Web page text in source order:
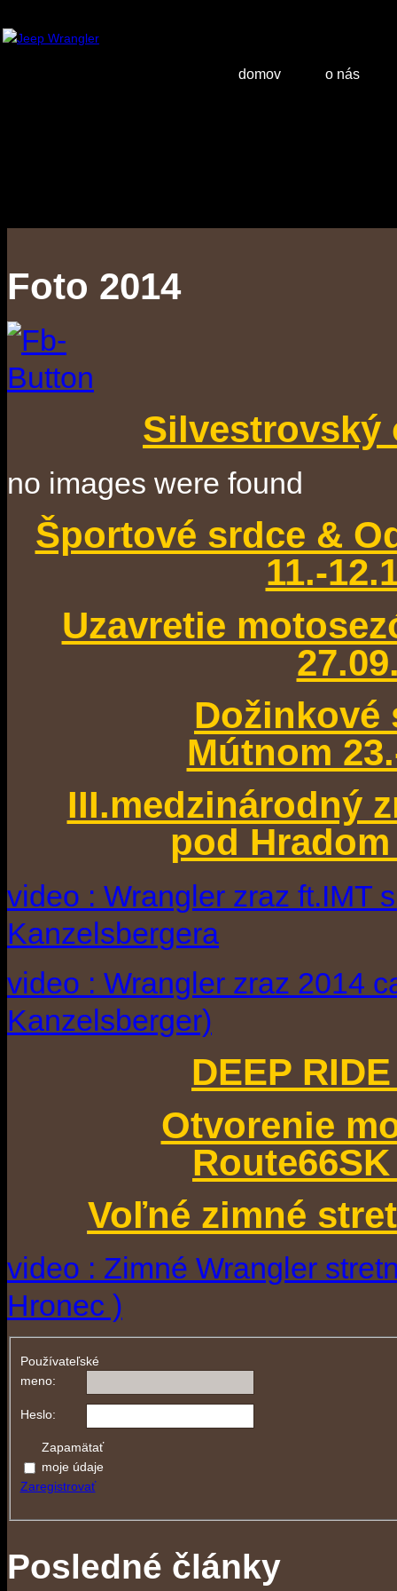
domov o nás
Foto 2014
Silvestrovský
no images were found
Športové srdce &
11.-
Uzavretie
Dožinkové
Mútnom
III.medzinárodný
pod Hradom
video : Wrangler zraz ft.IMT
Kanzelsbergera
video : Wrangler zraz 2014
Kanzelsberger)
DEEP
Otvorenie
Voľné zimné
video : Zimné Wrangler
Hronec )
Používateľské
meno:
Heslo:
Zapamätať
moje údaje
Zaregistrovať
Posledné články